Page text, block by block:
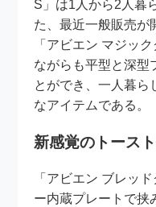
S」は1人から2人暮
た、最近一般販売が
「アビエン マジッ
ながらも平型と深型
とができ、一人暮ら
なアイテムである。
新感覚のトース
「アビエン ブレッ
ー内蔵プレートで挟